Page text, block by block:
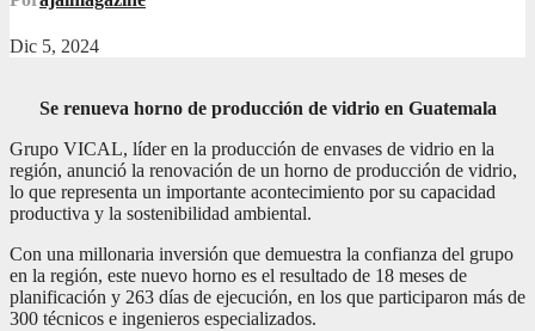
Dic 5, 2024
Se renueva horno de producción de vidrio en Guatemala
Grupo VICAL, líder en la producción de envases de vidrio en la
región, anunció la renovación de un horno de producción de vidrio,
lo que representa un importante acontecimiento por su capacidad
productiva y la sostenibilidad ambiental.
Con una millonaria inversión que demuestra la confianza del grupo
en la región, este nuevo horno es el resultado de 18 meses de
planificación y 263 días de ejecución, en los que participaron más de
300 técnicos e ingenieros especializados.